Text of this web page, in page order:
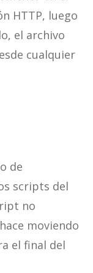
HTTP, luego
el archivo
cualquier
de
scripts del
no
moviendo
el final del